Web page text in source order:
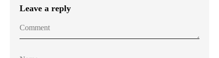
Leave a reply